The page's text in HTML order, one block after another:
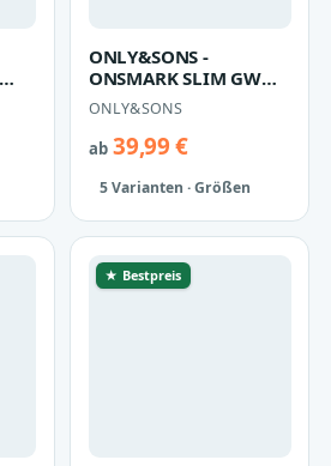
ONLY&SONS -
ONSMARK SLIM GW
0209 PANT NOOS
Vintage Khaki - Gr. - 32
ONLY&SONS
ab39,99 €
5 Varianten · Größen
★ Bestpreis